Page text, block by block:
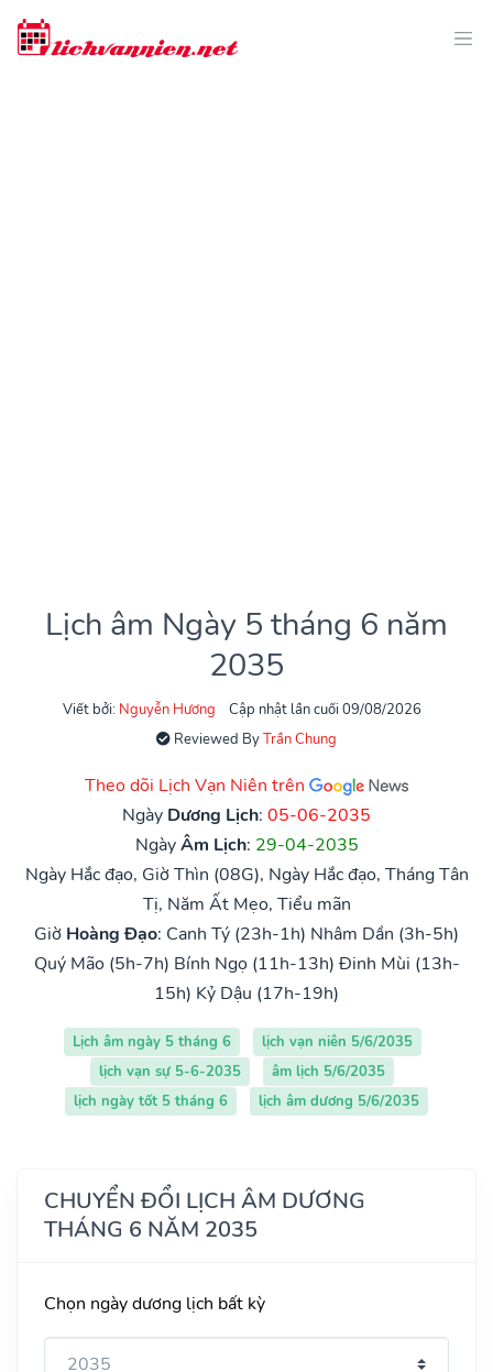
Lịch âm Ngày 5 tháng 6 năm
2035
Viết bởi: Nguyễn Hương
Cập nhật lần cuối 09/08/2026
Reviewed ByTrần Chung
Theo dõi Lịch Vạn Niên trên
Ngày Dương Lịch: 05-06-2035
NgàyÂm Lịch: 29-04-2035
Ngày Hắc đạo, Giờ Thìn (08G), Ngày Hắc đạo, Tháng Tân
Tị, Năm Ất Mẹo, Tiểu mãn
Giờ Hoàng Đạo: Canh Tý (23h-1h) Nhâm Dần (3h-5h)
Quý Mão (5h-7h) Bính Ngọ (11h-13h) Đinh Mùi (13h-
15h) Kỷ Dậu (17h-19h)
Lịch âm ngày 5 tháng 6
lịch vạn niên 5/6/2035
lịch vạn sự 5-6-2035
âm lịch 5/6/2035
lịch ngày tốt 5 tháng 6
lịch âm dương 5/6/2035
CHUYỂN ĐỔI LỊCH ÂM DƯƠNG
THÁNG 6 NĂM 2035
Chọn ngày dương lịch bất kỳ